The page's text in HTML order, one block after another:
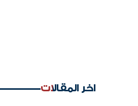
اخر المقالات